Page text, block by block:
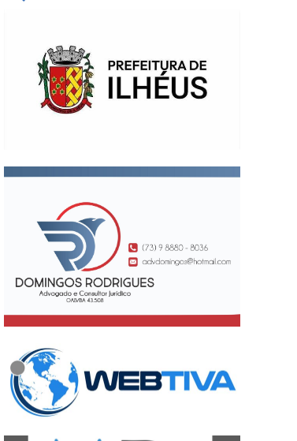
DESTAQUES
25/12/18
TÁ COMPLICANDO:
INSS ficará mais difícil a
partir da semana que vem
em 2019
20/03/25
a agricultura familiar
preservar a Mata